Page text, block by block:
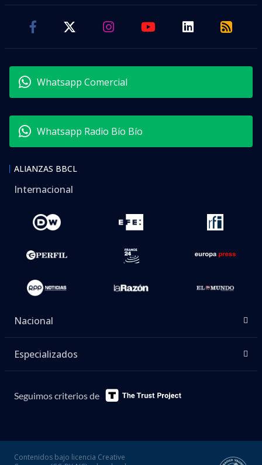
Whatsapp Comercial
Whatsapp Radio Bío Bío
ALIANZAS BBCL
Internacional
Nacional
Especializados
Seguimos criterios de
Contenidos bajo licencia Creative